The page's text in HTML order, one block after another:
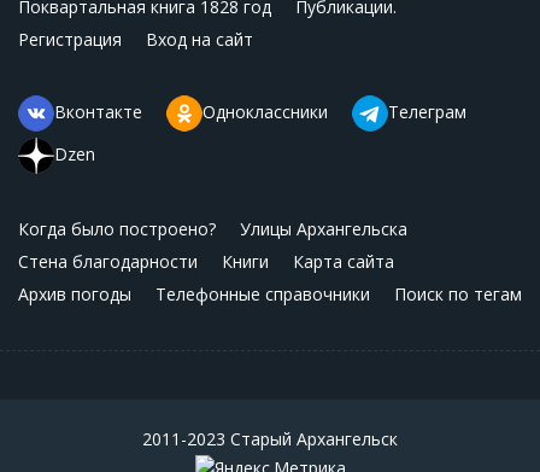
Поквартальная книга 1828 год
Публикации.
Регистрация
Вход на сайт
Вконтакте Одноклассники
Телеграм
Dzen
Когда было построено?
Улицы Архангельска
Стена благодарности
Книги
Карта сайта
Архив погоды
Телефонные справочники Поиск по тегам
2011-2023 Старый Архангельск